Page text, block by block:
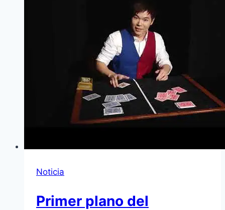
Noticia
Primer plano del